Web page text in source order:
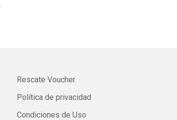
Rescate Voucher
Política de privacidad
Condiciones de Uso